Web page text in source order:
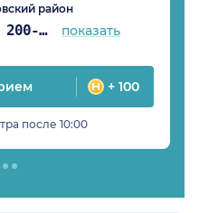
район
+7 (351) 200-53-86 показать
+ 100
после 10:00